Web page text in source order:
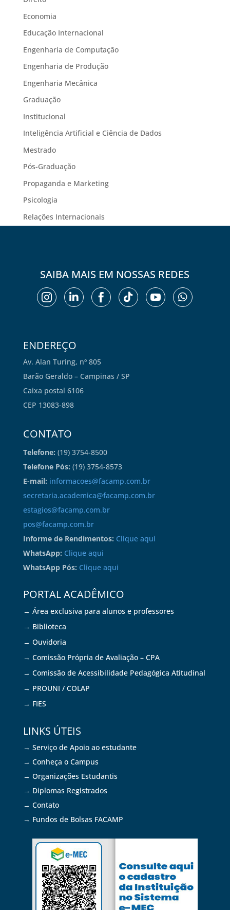
Economia
Educação Internacional
Engenharia de Computação
Engenharia de Produção
Engenharia Mecânica
Graduação
Institucional
Inteligência Artificial e Ciência de Dados
Mestrado
Pós-Graduação
Propaganda e Marketing
Psicologia
Relações Internacionais
SAIBA MAIS EM NOSSAS REDES
     
ENDEREÇO
Av. Alan Turing, nº 805
Barão Geraldo – Campinas / SP
Caixa postal 6106
CEP 13083-898
CONTATO
Telefone: (19) 3754-8500
Telefone Pós: (19) 3754-8573
E-mail: informacoes@facamp.com.br
secretaria.academica@facamp.com.br
estagios@facamp.com.br
pos@facamp.com.br
Informe de Rendimentos: Clique aqui
WhatsApp: Clique aqui
WhatsApp Pós: Clique aqui
PORTAL ACADÊMICO
→ Área exclusiva para alunos e professores
→ Biblioteca
→ Ouvidoria
→ Comissão Própria de Avaliação – CPA
→ Comissão de Acessibilidade Pedagógica Atitudinal
→ PROUNI / COLAP
→ FIES
LINKS ÚTEIS
→ Serviço de Apoio ao estudante
→ Conheça o Campus
→ Organizações Estudantis
→ Diplomas Registrados
→ Contato
→ Fundos de Bolsas FACAMP